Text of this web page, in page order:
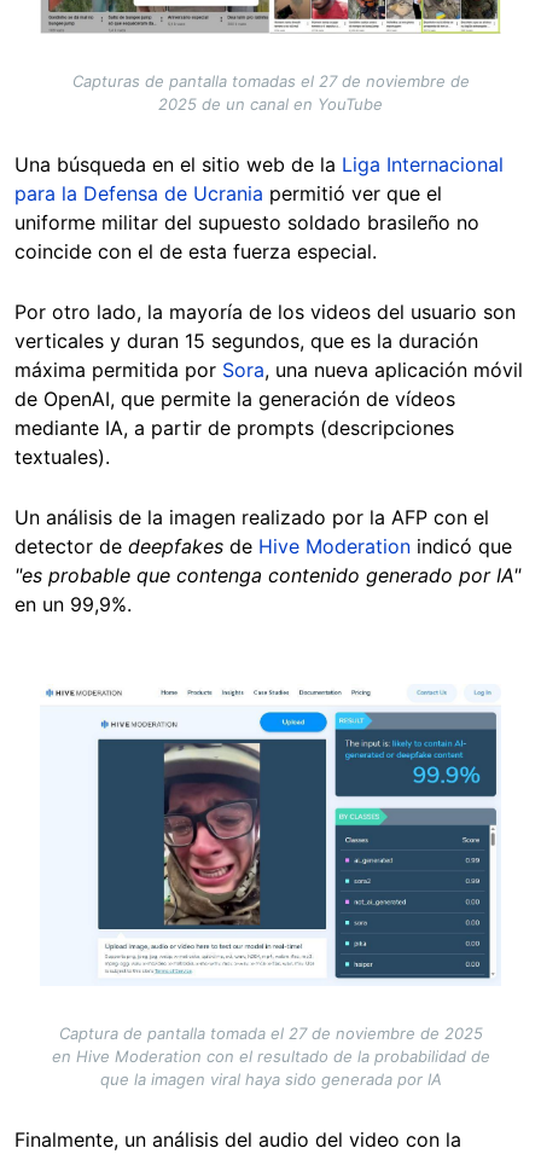
Capturas de pantalla tomadas el 27 de noviembre de
2025 de un canal en YouTube
Una búsqueda en el sitio web de la Liga Internacional
para la Defensa de Ucrania permitió ver que el
uniforme militar del supuesto soldado brasileño no
coincide con el de esta fuerza especial.
Por otro lado, la mayoría de los videos del usuario son
verticales y duran 15 segundos, que es la duración
máxima permitida por Sora, una nueva aplicación móvil
de OpenAI, que permite la generación de vídeos
mediante IA, a partir de prompts (descripciones
textuales).
Un análisis de la imagen realizado por la AFP con el
detector de deepfakes de Hive Moderation indicó que
"es probable que contenga contenido generado por IA"
en un 99,9%.
Image
Captura de pantalla tomada el 27 de noviembre de 2025
en Hive Moderation con el resultado de la probabilidad de
que la imagen viral haya sido generada por IA
Finalmente, un análisis del audio del video con la